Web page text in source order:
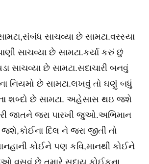
સાચવ્યા છે સામટા.વરસ્યા
સાચવ્યા છે સામટા.કર્યા કરું છું
સાચવ્યા છે સામટા.સદાચારી બનવું
નિયમો છે સામટા.લખવું તો ઘણું બધું
શબ્દો છે સામટા. અહેસાસ થઇ જશે
જાતને જરા પારખી જુઓ.અભિમાન
દિલ ને જરા જીતી તો
કોઈને પણ કવિ,માનથી કોઈને
છે તમારે સદાય કોઈકના